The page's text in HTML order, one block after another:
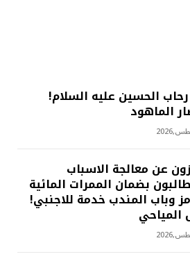
الحسين عليه السلام!
الماهود
عن معالجة الاسباب
بضمان الممرات المائية
وباب المندب خدمة للاجنبي!
المياحي